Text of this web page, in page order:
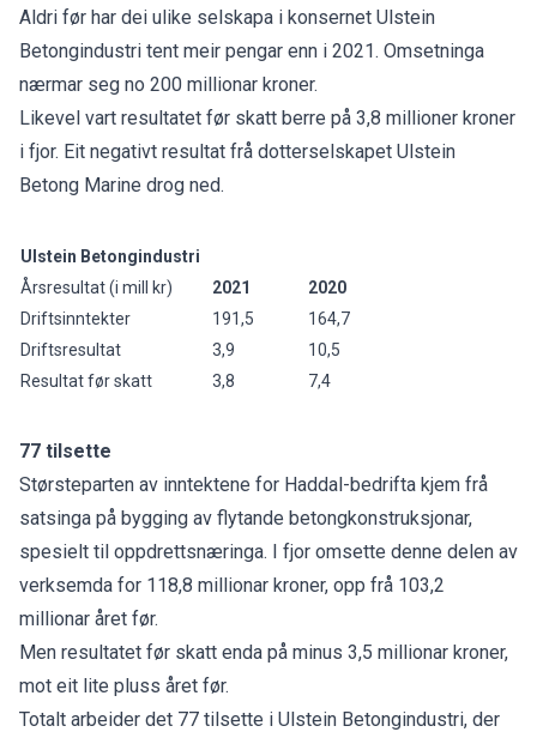
Aldri før har dei ulike selskapa i konsernet Ulstein
Betongindustri tent meir pengar enn i 2021. Omsetninga
nærmar seg no 200 millionar kroner.
Likevel vart resultatet før skatt berre på 3,8 millioner kroner
i fjor. Eit negativt resultat frå dotterselskapet Ulstein
Betong Marine drog ned.
Ulstein Betongindustri
Årsresultat (i mill kr)
2021
2020
Driftsinntekter
191,5
164,7
Driftsresultat
3,9
10,5
Resultat før skatt
3,8 7,4
77 tilsette
Størsteparten av inntektene for Haddal-bedrifta kjem frå
satsinga på bygging av flytande betongkonstruksjonar,
spesielt til oppdrettsnæringa. I fjor omsette denne delen av
verksemda for 118,8 millionar kroner, opp frå 103,2
millionar året før.
Men resultatet før skatt enda på minus 3,5 millionar kroner,
mot eit lite pluss året før.
Totalt arbeider det 77 tilsette i Ulstein Betongindustri, der